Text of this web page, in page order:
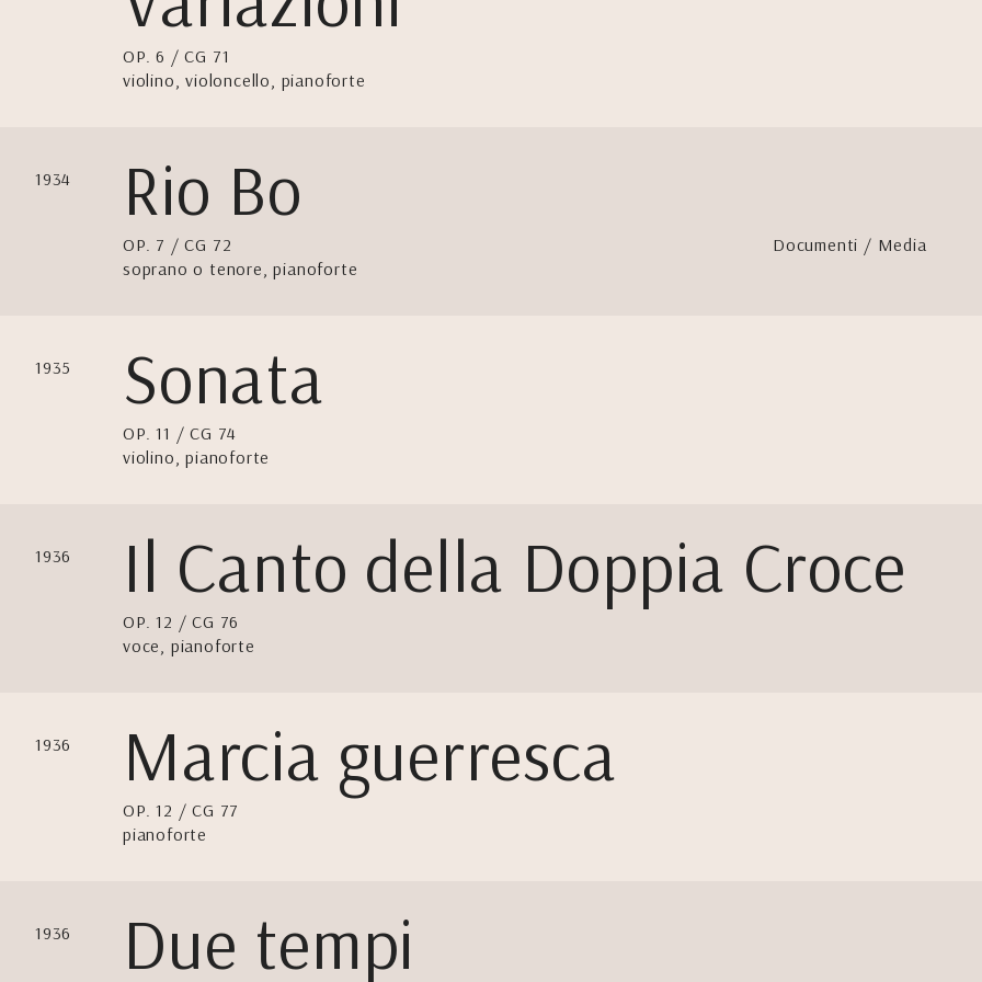
OP. 6 / CG 71
violino, violoncello, pianoforte
1934 Rio Bo
OP. 7 / CG 72
soprano o tenore, pianoforte
Documenti / Media
1935 Sonata
OP. 11 / CG 74
violino, pianoforte
1936 Il Canto della Doppia Croce
OP. 12 / CG 76
voce, pianoforte
1936 Marcia guerresca
OP. 12 / CG 77
pianoforte
1936 Due tempi